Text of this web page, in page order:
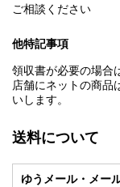
ご相談ください
他特記事項
領収書が必要の場合
店舗にネットの商品
いします。
送料について
ゆうメール・メー